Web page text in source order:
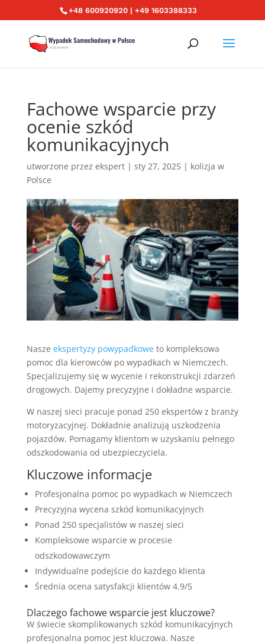
+48 600920920 | +49 1603388333
Fachowe wsparcie przy
ocenie szkód
komunikacyjnych
utworzone przez ekspert| sty 27, 2025| kolizja w
Polsce
Nasze ekspertyzy powypadkoweto kompleksowa
pomoc dla kierowców po wypadkach w Niemczech.
Specjalizujemy się w wycenie i rekonstrukcji zdarzeń
drogowych. Dajemy precyzyjne i dokładne wsparcie.
W naszej sieci pracuje ponad 250 ekspertów z branży
motoryzacyjnej. Dokładnie analizują uszkodzenia
pojazdów. Pomagamy klientom w uzyskaniu pełnego
odszkodowania od ubezpieczyciela.
Kluczowe informacje
Profesjonalna pomoc po wypadkach w Niemczech
Precyzyjna wycena szkód komunikacyjnych
Ponad 250 specjalistów w naszej sieci
Kompleksowe wsparcie w procesie
odszkodowawczym
Indywidualne podejście do każdego klienta
Średnia ocena satysfakcji klientów 4.9/5
Dlaczego fachowe wsparcie jest kluczowe?
W świecie skomplikowanych szkód komunikacyjnych
profesjonalna pomoc jest kluczowa. Nasze